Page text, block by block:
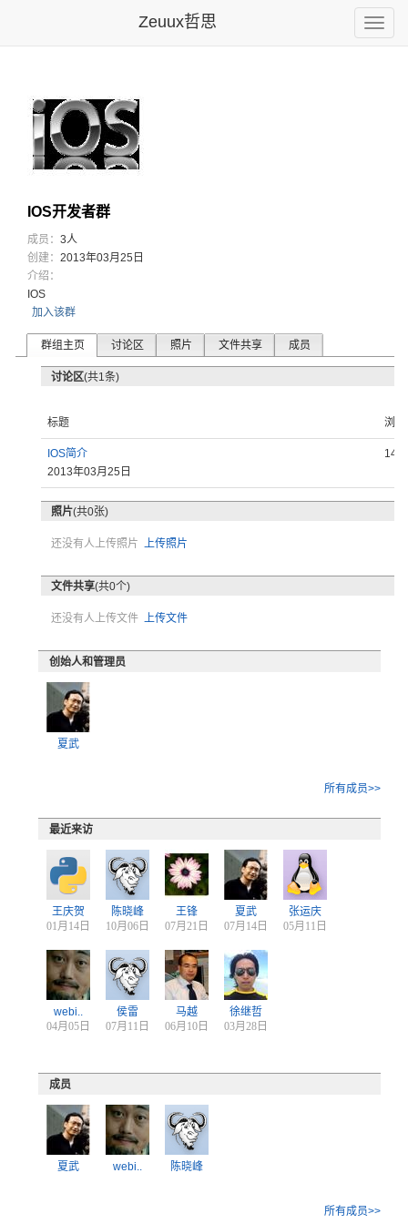
Toggle
Zeuux哲思
IOS开发者群
成员： 3人
创建： 2013年03月25日
介绍：
IOS
加入该群
群组主页 讨论区 照片 文件共享 成员
讨论区(共1条)
标题 浏览
IOS简介
2013年03月25日
照片(共0张)
还没有人上传照片 上传照片
文件共享(共0个)
还没有人上传文件 上传文件
创始人和管理员
夏武
所有成员>>
最近来访
王庆贺
01月14日
陈晓峰
10月06日
王锋
07月21日
夏武
07月14日
张运庆
05月11日
webi..
04月05日
侯雷
07月11日
马越
06月10日
徐继哲
03月28日
成员
夏武 webi.. 陈晓峰
所有成员>>